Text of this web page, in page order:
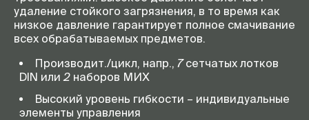
удаление стойкого загрязнения, в то время как
низкое давление гарантирует полное смачивание
всех обрабатываемых предметов.
Производит./цикл, напр., 7сетчатых лотков
DIN или 2 наборов МИХ
Высокий уровень гибкости – индивидуальные
элементы управления